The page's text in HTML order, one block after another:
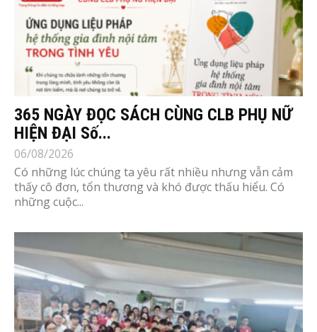
365 NGÀY ĐỌC SÁCH CÙNG CLB PHỤ NỮ
HIỆN ĐẠI Số...
06/08/2026
Có những lúc chúng ta yêu rất nhiều nhưng vẫn cảm
thấy cô đơn, tổn thương và khó được thấu hiểu. Có
những cuộc...